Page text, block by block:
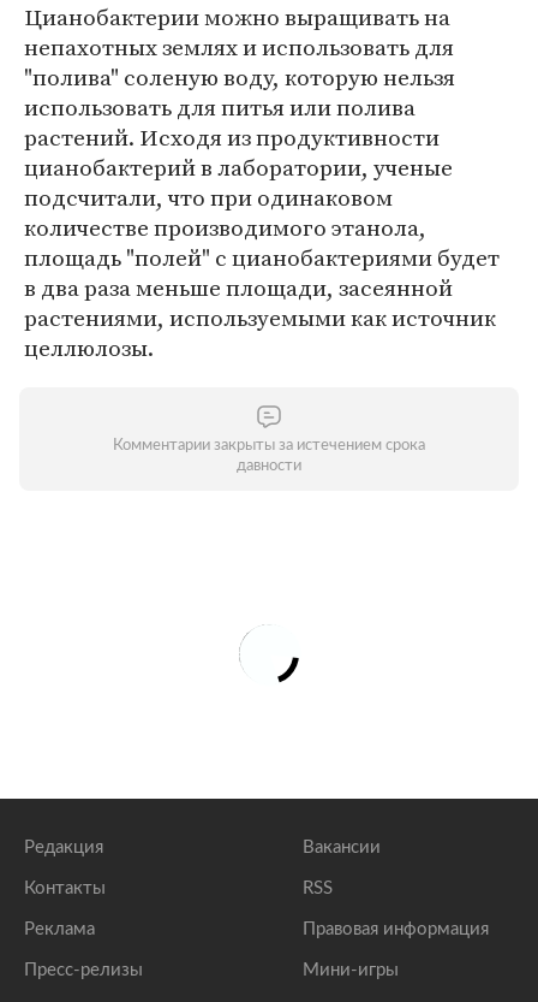
Цианобактерии можно выращивать на
непахотных землях и использовать для
"полива" соленую воду, которую нельзя
использовать для питья или полива
растений. Исходя из продуктивности
цианобактерий в лаборатории, ученые
подсчитали, что при одинаковом
количестве производимого этанола,
площадь "полей" с цианобактериями будет
в два раза меньше площади, засеянной
растениями, используемыми как источник
целлюлозы.
Комментарии закрыты за истечением срока
давности
Редакция
Контакты
Реклама
Пресс-релизы
Вакансии
RSS
Правовая информация
Мини-игры